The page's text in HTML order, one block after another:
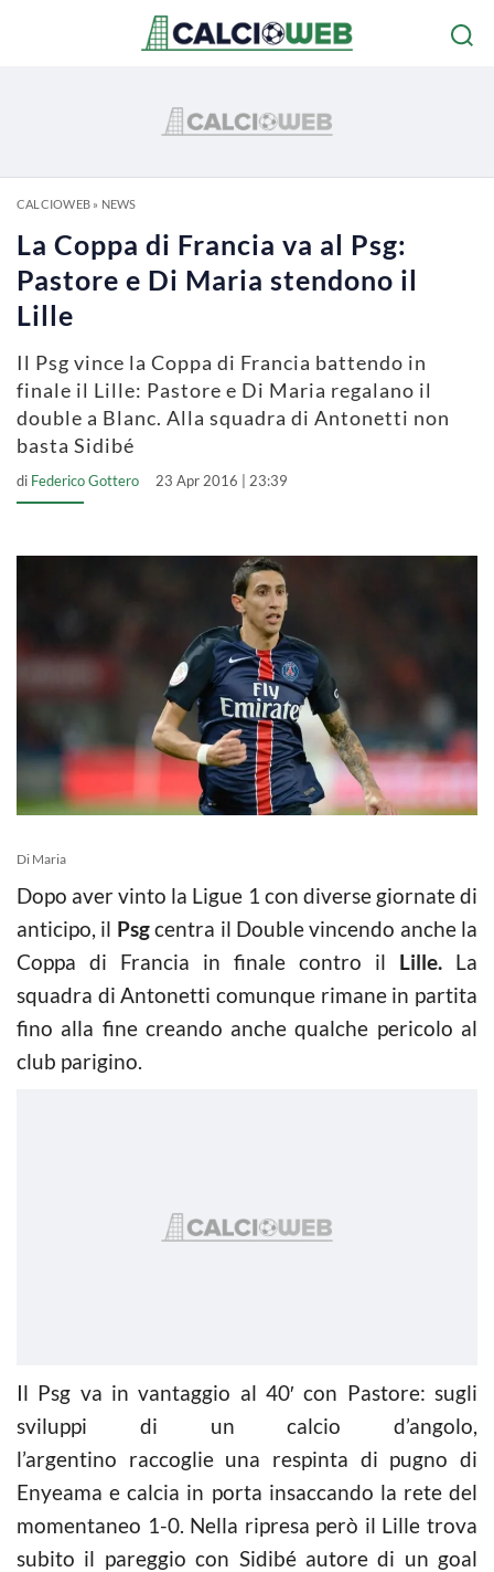
CALCIOWEB» NEWS
La Coppa di Francia va al Psg:
Pastore e Di Maria stendono il
Lille
Il Psg vince la Coppa di Francia battendo in
finale il Lille: Pastore e Di Maria regalano il
double a Blanc. Alla squadra di Antonetti non
basta Sidibé
di Federico Gottero 23 Apr 2016 | 23:39
Di Maria
Dopo aver vinto la Ligue 1 con diverse giornate di
anticipo, il Psgcentra il Double vincendo anche la
Coppa di Francia in finale contro il Lille. La
squadra di Antonetti comunque rimane in partita
fino alla fine creando anche qualche pericolo al
club parigino.
Il Psg va in vantaggio al 40′ con Pastore: sugli
sviluppi di un calcio d’angolo,
l’argentino raccoglie una respinta di pugno di
Enyeama e calcia in porta insaccando la rete del
momentaneo 1-0. Nella ripresa però il Lille trova
subito il pareggio con Sidibé autore di un goal